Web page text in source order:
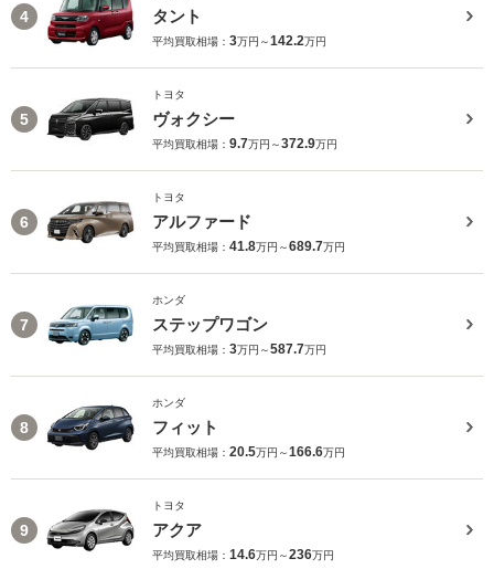
4 タント
平均買取相場： 3万円～142.2万円
5
トヨタ
ヴォクシー
平均買取相場： 9.7万円～372.9万円
6
トヨタ
アルファード
平均買取相場： 41.8万円～689.7万円
7
ホンダ
ステップワゴン
平均買取相場： 3万円～587.7万円
8
ホンダ
フィット
平均買取相場： 20.5万円～166.6万円
9
トヨタ
アクア
平均買取相場： 14.6万円～236万円